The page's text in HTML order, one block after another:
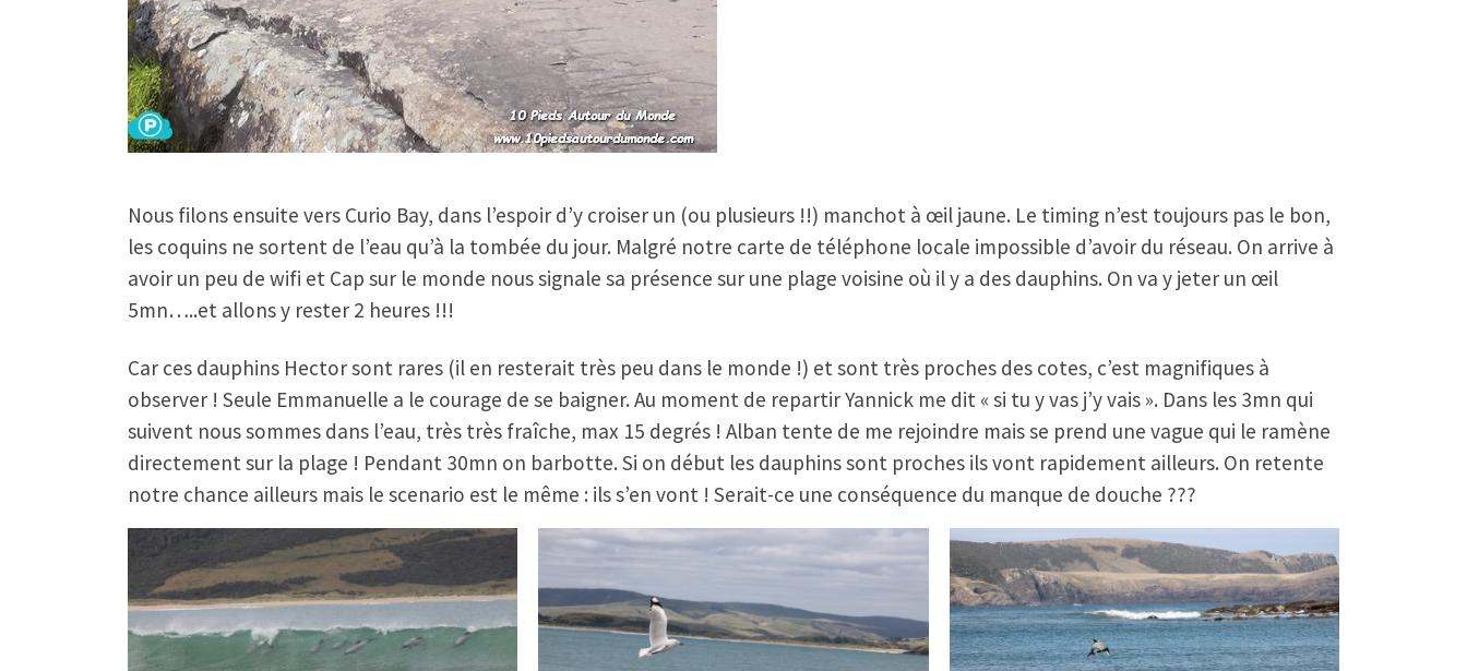
Nous filons ensuite vers Curio Bay, dans l’espoir d’y croiser un (ou plusieurs !!) manchot à œil jaune. Le timing n’est toujours pas le bon,
les coquins ne sortent de l’eau qu’à la tombée du jour. Malgré notre carte de téléphone locale impossible d’avoir du réseau. On arrive à
avoir un peu de wifi et Cap sur le monde nous signale sa présence sur une plage voisine où il y a des dauphins. On va y jeter un œil
5mn…..et allons y rester 2 heures !!!
Car ces dauphins Hector sont rares (il en resterait très peu dans le monde !) et sont très proches des cotes, c’est magnifiques à
observer ! Seule Emmanuelle a le courage de se baigner. Au moment de repartir Yannick me dit « si tu y vas j’y vais ». Dans les 3mn qui
suivent nous sommes dans l’eau, très très fraîche, max 15 degrés ! Alban tente de me rejoindre mais se prend une vague qui le ramène
directement sur la plage ! Pendant 30mn on barbotte. Si on début les dauphins sont proches ils vont rapidement ailleurs. On retente
notre chance ailleurs mais le scenario est le même : ils s’en vont ! Serait-ce une conséquence du manque de douche ???